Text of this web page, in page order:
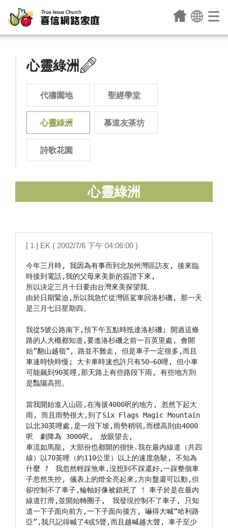
心靈綠洲
代禱園地 聖經學堂
心靈綠洲 慕道友茶坊
詩歌花園
心靈綠洲
[ 1 ] EK ( 2002/7/6 下午 04:06:00 )
今年三月時, 我因為有事而到北加州灣區訪友, 後來臨
時接到電話,我的父母來美新的簽證下來,
所以決定三月十日要由台灣來美探望我。
由於日期緊迫,所以我急忙從灣區駕車回洛杉磯, 那一天
是三月七日星期四。
我從5號公路南下,預下午五點時抵達洛杉磯; 開過這條
路的人大概都知道,要進洛杉磯之前一百英里處, 會開
始”翻山越嶺”, 路並不難走, 但是車子一定很多,而且
車速時快時慢; 大卡車時速也許只有50~60哩, 但小車
可能飆到90英哩,那天路上有些路段下雨, 有些地方則
是豔陽高照。
當我開始進入山區,在海拔4000呎的地方, 忽然下起大
雨, 而且雨勢很大,到了Six Flags Magic Mountain
以北30英哩處,是一段下坡,雨勢稍弱,而標高則由4000
呎　劇降為 3000呎,　放眼望去,
車流如馬龍, 大部份也都開的很快.我在最內線道（共四
線）以70英哩（約110公里）以上的速度急駛, 不知為
什麼 ?　我忽然輕踩煞車,沒想到不踩還好,一踩整個車
子忽然失控, 儀表上的燈全亮起來,方向盤還可以動,但
卻控制不了車子,輪軸好像被鎖死了 ! 車子於是在最內
線道打滑,並開始轉圈子,　我發現控制不了車子, 只知
道一下子面向前方,一下子面向後方, 嚇得大喊“哈利路
亞”,我只記得喊了4或5聲,而且越喊越大聲, 車子至少